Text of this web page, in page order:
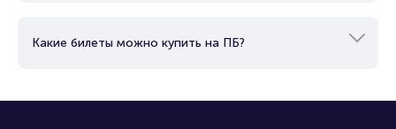
Какие билеты можно купить на ПБ?